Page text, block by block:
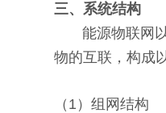
三、系统结构
能源物联网以
物的互联，构成
（1）组网结构